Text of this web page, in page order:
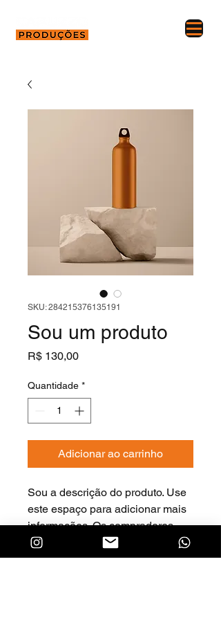
SKU: 284215376135191
Sou um produto
R$ 130,00Preço
Quantidade *
Adicionar ao carrinho
Sou a descrição do produto. Use
este espaço para adicionar mais
informações. Os compradores
gostam de saber o que estão
adquirindo antes de comprar.